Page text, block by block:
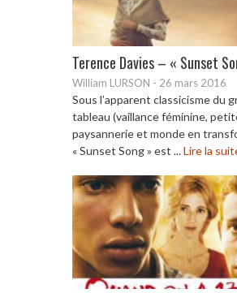
Terence Davies – « Sunset
William LURSON - 26 mars 2016
Sous l’apparent classicisme du
tableau (vaillance féminine,
paysannerie et monde en
« Sunset Song » est ...Lire la